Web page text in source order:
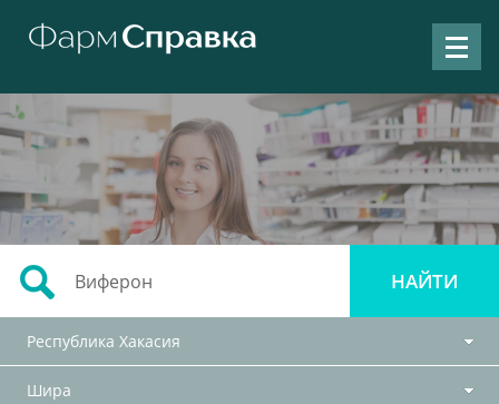
Республика Хакасия
Шира